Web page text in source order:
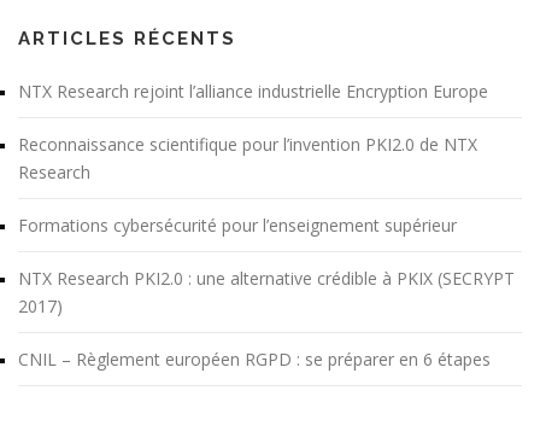
ARTICLES RÉCENTS
NTX Research rejoint l’alliance industrielle Encryption Europe
Reconnaissance scientifique pour l’invention PKI2.0 de NTX
Research
Formations cybersécurité pour l’enseignement supérieur
NTX Research PKI2.0 : une alternative crédible à PKIX (SECRYPT
2017)
CNIL – Règlement européen RGPD : se préparer en 6 étapes